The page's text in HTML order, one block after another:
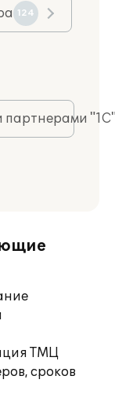
124
партнерами
ТМЦ
сроков